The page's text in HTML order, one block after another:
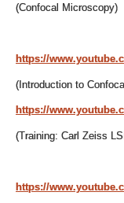
(Confocal Microscopy)
https://
(Introduction to
https://
(Training: Carl Zeiss
https://